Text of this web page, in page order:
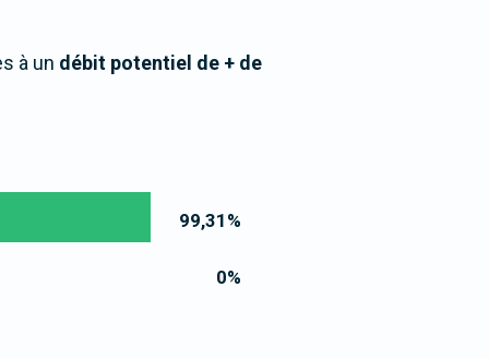
à un débit potentiel de + de
99,31 %
0%